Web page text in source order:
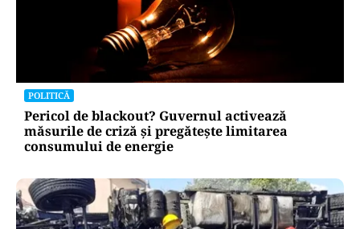
POLITICĂ
Pericol de blackout? Guvernul activează
măsurile de criză și pregătește limitarea
consumului de energie